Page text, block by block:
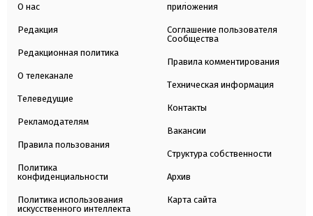
О нас
Редакция
Редакционная политика
О телеканале
Телеведущие
Рекламодателям
Правила пользования
Политика
конфиденциальности
Политика использования
искусственного интеллекта
приложения
Соглашение пользователя
Сообщества
Правила комментирования
Техническая информация
Контакты
Вакансии
Структура собственности
Архив
Карта сайта